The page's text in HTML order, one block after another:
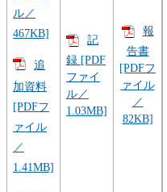
ル／
467KB]
追
加資料
[PDFフ
ァイル
／
1.41MB]
記
録 [PDF
ファイ
ル／
1.03MB]
報
告書
[PDFフ
ァイル
／
82KB]